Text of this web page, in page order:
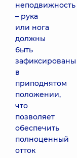
неподвижность
– рука
или нога
должны
быть
зафиксированы
в
приподнятом
положении,
что
позволяет
обеспечить
полноценный
отток